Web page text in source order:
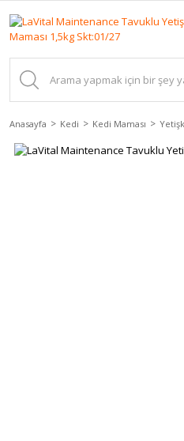
Anasayfa Kedi Kedi Maması